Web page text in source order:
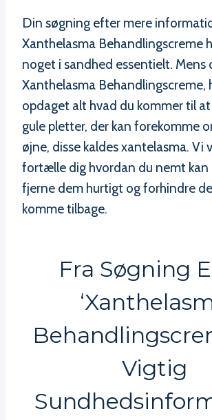
Din søgning efter mere
Xanthelasma Behandlingscreme
noget i sandhed essentielt.
Xanthelasma Behandlingscreme,
opdaget alt hvad du kommer til
gule pletter, der kan forekomme
øjne, disse kaldes xantelasma. Vi
fortælle dig hvordan du nemt kan
fjerne dem hurtigt og forhindre
komme tilbage.
Fra Søgning
Vigtig